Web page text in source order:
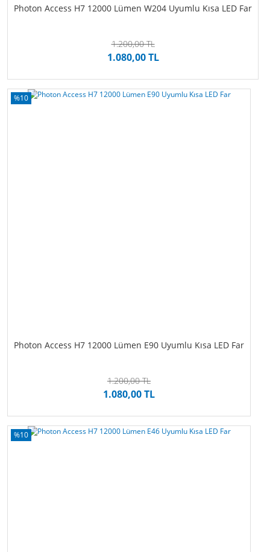
Photon Access H7 12000 Lümen W204 Uyumlu Kısa LED Far
1.200,00 TL
1.080,00 TL
%10
Photon Access H7 12000 Lümen E90 Uyumlu Kısa LED Far
1.200,00 TL
1.080,00 TL
%10